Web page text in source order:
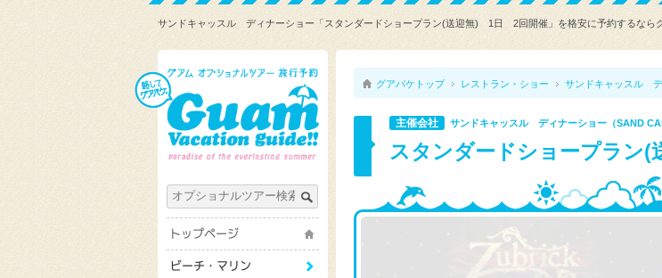
サンドキャッスル ディナーショー「スタンダードショープラン(送迎無) 1日 2回開催」を格安に予約するなら
グアバケトップ レストラン・ショー サンドキャッスル
主催会社 サンドキャッスル ディナーショー（SAND
スタンダードショープラ